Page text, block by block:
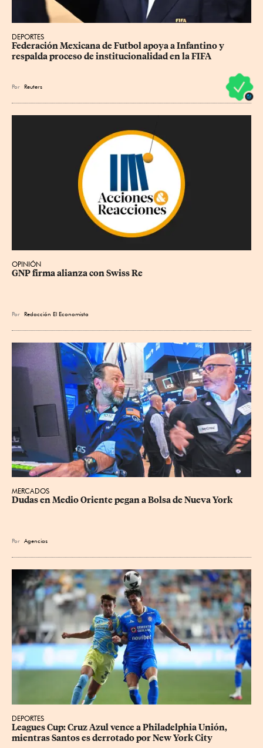
DEPORTES
Federación Mexicana de Futbol apoya a Infantino y
respalda proceso de institucionalidad en la FIFA
Por Reuters
OPINIÓN
GNP firma alianza con Swiss Re
Por Redacción El Economista
MERCADOS
Dudas en Medio Oriente pegan a Bolsa de Nueva York
Por Agencias
DEPORTES
Leagues Cup: Cruz Azul vence a Philadelphia Unión,
mientras Santos es derrotado por New York City